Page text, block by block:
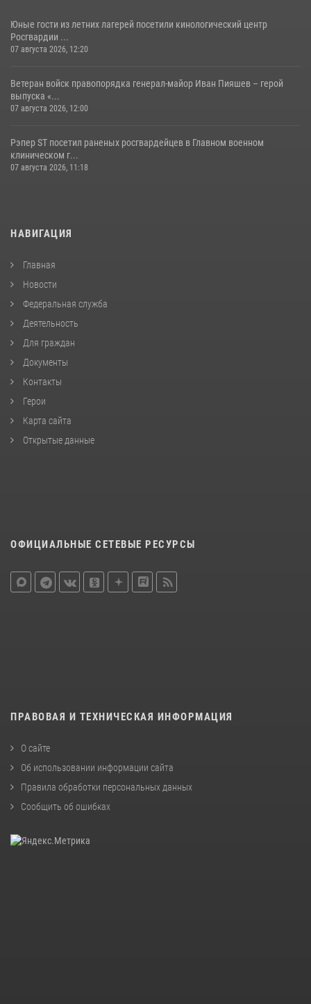
Юные гости из летних лагерей посетили кинологический центр
Росгвардии ...
07 августа 2026, 12:20
Ветеран войск правопорядка генерал-майор Иван Пияшев – герой
выпуска «...
07 августа 2026, 12:00
Рэпер ST посетил раненых росгвардейцев в Главном военном
клиническом г...
07 августа 2026, 11:18
НАВИГАЦИЯ
Главная
Новости
Федеральная служба
Деятельность
Для граждан
Документы
Контакты
Герои
Карта сайта
Открытые данные
ОФИЦИАЛЬНЫЕ СЕТЕВЫЕ РЕСУРСЫ
ПРАВОВАЯ И ТЕХНИЧЕСКАЯ ИНФОРМАЦИЯ
О сайте
Об использовании информации сайта
Правила обработки персональных данных
Сообщить об ошибках